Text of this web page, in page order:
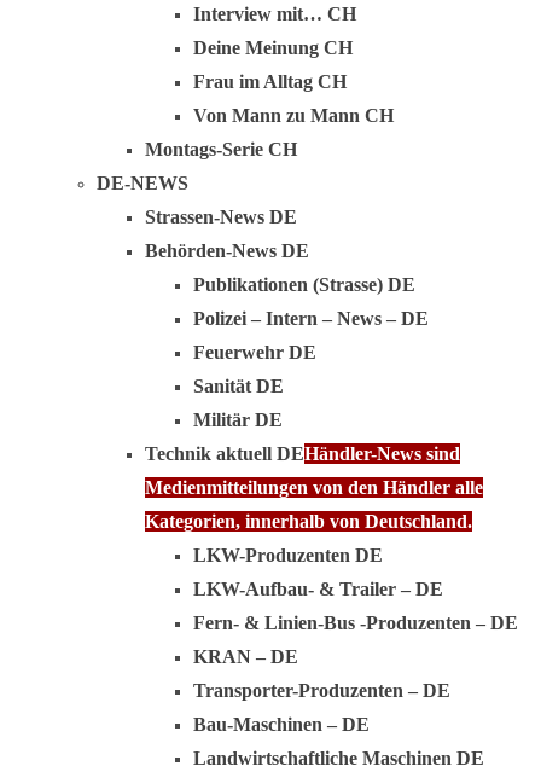
Interview mit… CH
Deine Meinung CH
Frau im Alltag CH
Von Mann zu Mann CH
Montags-Serie CH
DE-NEWS
Strassen-News DE
Behörden-News DE
Publikationen (Strasse) DE
Polizei – Intern – News – DE
Feuerwehr DE
Sanität DE
Militär DE
Technik aktuell DEHändler-News sind
Medienmitteilungen von den Händler alle
Kategorien, innerhalb von Deutschland.
LKW-Produzenten DE
LKW-Aufbau- & Trailer – DE
Fern- & Linien-Bus -Produzenten – DE
KRAN – DE
Transporter-Produzenten – DE
Bau-Maschinen – DE
Landwirtschaftliche Maschinen DE